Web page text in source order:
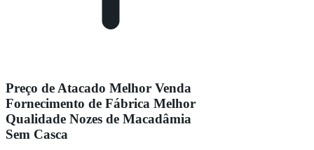
Preço de Atacado Melhor Venda
Fornecimento de Fábrica Melhor
Qualidade Nozes de Macadâmia
Sem Casca